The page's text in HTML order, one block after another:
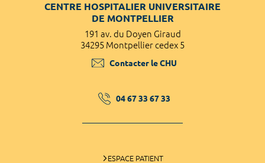
CENTRE HOSPITALIER UNIVERSITAIRE
DE MONTPELLIER
191 av. du Doyen Giraud
34295 Montpellier cedex 5
Contacter le CHU
04 67 33 67 33
ESPACE PATIENT